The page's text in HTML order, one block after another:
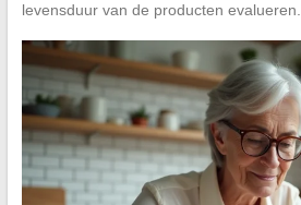
levensduur van de producten evalueren.